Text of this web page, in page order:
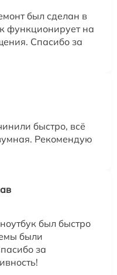
был сделан в
функционирует на
Спасибо за
быстро, всё
Рекомендую
был быстро
были
за